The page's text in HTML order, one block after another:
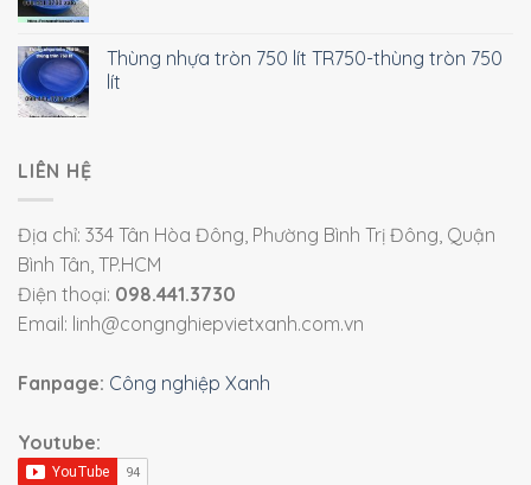
Thùng nhựa tròn 750 lít TR750-thùng tròn 750
lít
LIÊN HỆ
Địa chỉ: 334 Tân Hòa Đông, Phường Bình Trị Đông, Quận
Bình Tân, TP.HCM
Điện thoại: 098.441.3730
Email: linh@congnghiepvietxanh.com.vn
Fanpage: Công nghiệp Xanh
Youtube: